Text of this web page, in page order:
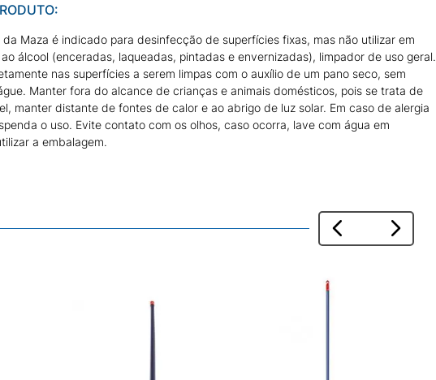
da Maza é indicado para desinfecção de superfícies fixas, mas não utilizar em
álcool (enceradas, laqueadas, pintadas e envernizadas), limpador de uso geral.
nas superfícies a serem limpas com o auxílio de um pano seco, sem
Manter fora do alcance de crianças e animais domésticos, pois se trata de
manter distante de fontes de calor e ao abrigo de luz solar. Em caso de alergia
o uso. Evite contato com os olhos, caso ocorra, lave com água em
a embalagem.